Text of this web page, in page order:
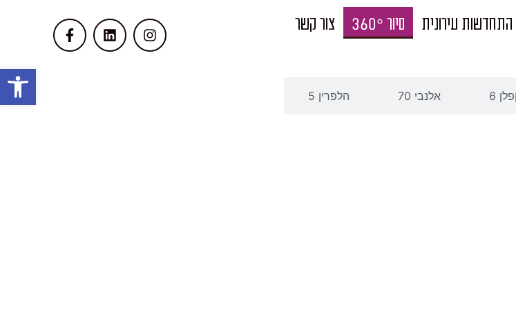
התחדשות עירונית סיור 360° צור קשר
6 אלנבי 70 הלפרין 5
פתח